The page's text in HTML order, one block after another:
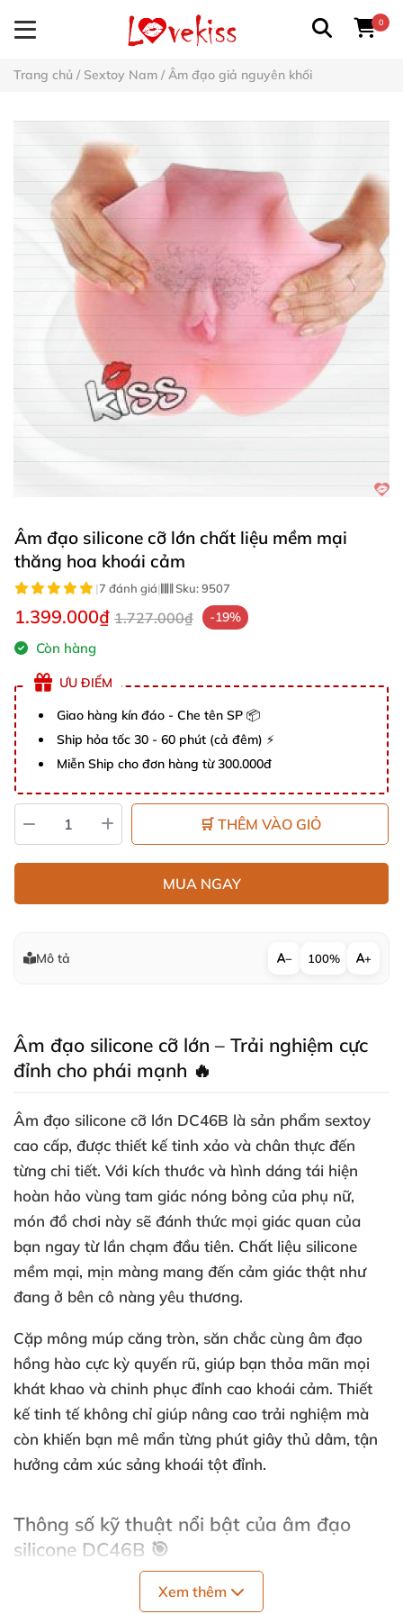
0
Trang chủ / Sextoy Nam / Âm đạo giả nguyên khối
Âm đạo silicone cỡ lớn chất liệu mềm mại
thăng hoa khoái cảm
|7 đánh giá| Sku:9507
1.399.000₫ 1.727.000₫ -19%
Còn hàng
ƯU ĐIỂM
Giao hàng kín đáo - Che tên SP 📦
Ship hỏa tốc 30 - 60 phút (cả đêm) ⚡
Miễn Ship cho đơn hàng từ 300.000đ
🛒 THÊM VÀO GIỎ
MUA NGAY
Mô tả − 100% +
Âm đạo silicone cỡ lớn – Trải nghiệm cực
đỉnh cho phái mạnh 🔥
Âm đạo silicone cỡ lớn DC46B là sản phẩm sextoy
cao cấp, được thiết kế tinh xảo và chân thực đến
từng chi tiết. Với kích thước và hình dáng tái hiện
hoàn hảo vùng tam giác nóng bỏng của phụ nữ,
món đồ chơi này sẽ đánh thức mọi giác quan của
bạn ngay từ lần chạm đầu tiên. Chất liệu silicone
mềm mại, mịn màng mang đến cảm giác thật như
đang ở bên cô nàng yêu thương.
Cặp mông múp căng tròn, săn chắc cùng âm đạo
hồng hào cực kỳ quyến rũ, giúp bạn thỏa mãn mọi
khát khao và chinh phục đỉnh cao khoái cảm. Thiết
kế tinh tế không chỉ giúp nâng cao trải nghiệm mà
còn khiến bạn mê mẩn từng phút giây thủ dâm, tận
hưởng cảm xúc sảng khoái tột đỉnh.
Thông số kỹ thuật nổi bật của âm đạo
silicone DC46B 🎯
Kích thước sản phẩm: 22 x 21.8 x 11 (cm) – kích
Xem thêm